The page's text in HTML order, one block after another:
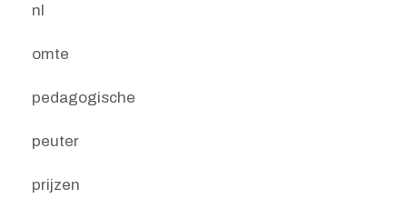
nl
omte
pedagogische
peuter
prijzen